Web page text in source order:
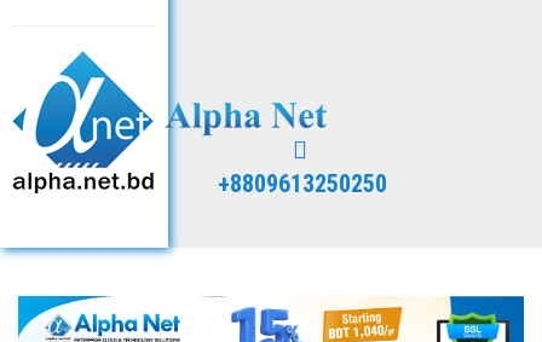
+8809613250250